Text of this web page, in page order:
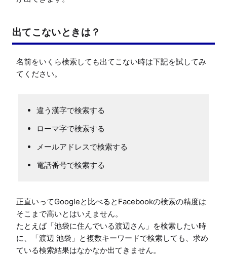
出てこないときは？
名前をいくら検索しても出てこない時は下記を試してみ
違う漢字で検索する
ローマ字で検索する
メールアドレスで検索する
電話番号で検索する
正直いってGoogleと比べるとFacebookの検索の精度は
そこまで高いとはいえません。
たとえば「池袋に住んでいる渡辺さん」を検索したい時
に、「渡辺 池袋」と複数キーワードで検索しても、求め
ている検索結果はなかなか出てきません。